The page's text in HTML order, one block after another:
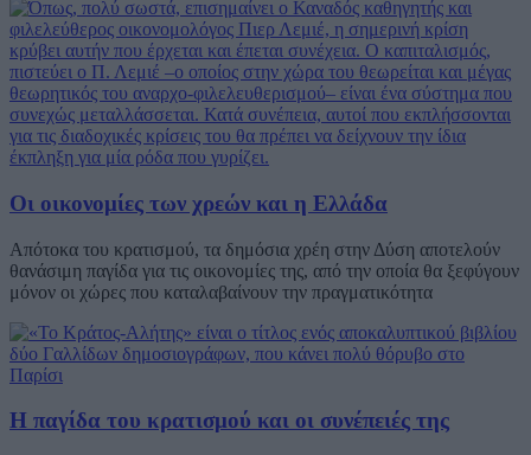
Οι οικονομίες των χρεών και η Ελλάδα
Απότοκα του κρατισμού, τα δημόσια χρέη στην Δύση αποτελούν
θανάσιμη παγίδα για τις οικονομίες της, από την οποία θα ξεφύγουν
μόνον οι χώρες που καταλαβαίνουν την πραγματικότητα
Η παγίδα του κρατισμού και οι συνέπειές της